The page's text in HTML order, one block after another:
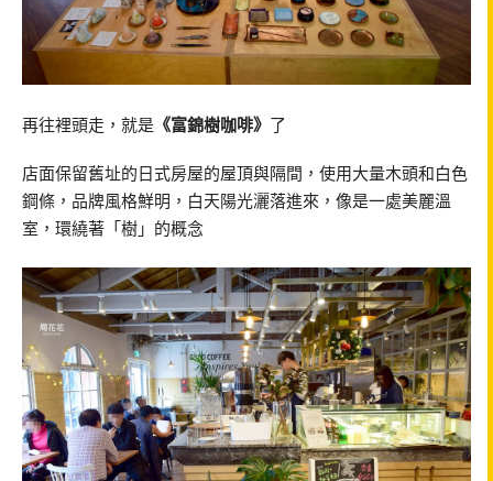
再往裡頭走，就是 《富錦樹咖啡》 了
店面保留舊址的日式房屋的屋頂與隔間，使用大量木頭和白色
鋼條，品牌風格鮮明，白天陽光灑落進來，像是一處美麗溫
室，環繞著「樹」的概念